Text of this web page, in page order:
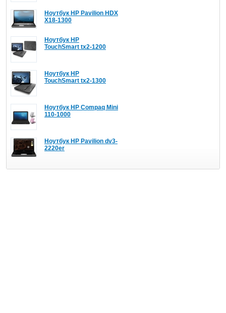
Ноутбук HP Pavilion HDX
X18-1300
Ноутбук HP
TouchSmart tx2-1200
Ноутбук HP
TouchSmart tx2-1300
Ноутбук HP Compaq Mini
110-1000
Ноутбук HP Pavilion dv3-
2220er